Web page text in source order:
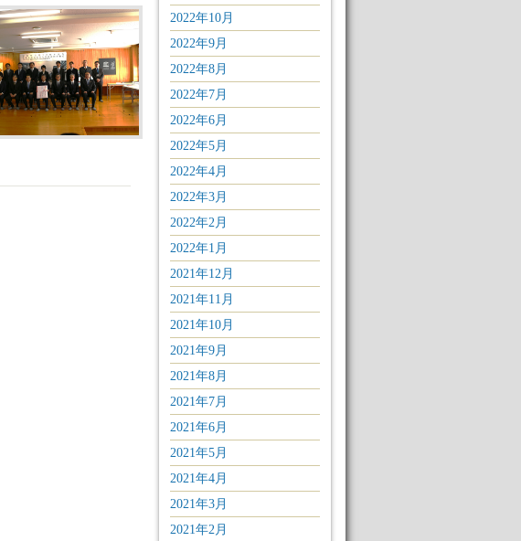
2022年10月
2022年9月
2022年8月
2022年7月
2022年6月
2022年5月
2022年4月
2022年3月
2022年2月
2022年1月
2021年12月
2021年11月
2021年10月
2021年9月
2021年8月
2021年7月
2021年6月
2021年5月
2021年4月
2021年3月
2021年2月